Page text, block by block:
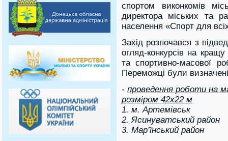
спортом виконкомів
директора міських та
населення «Спорт для
Захід розпочався з
огляд-конкурсів на кращу
та спортивно-масової
Переможці були
- проведення роботи на
розміром 42х22 м
1. м. Артемівськ
2. Ясинуватський район
3. Мар’їнський район